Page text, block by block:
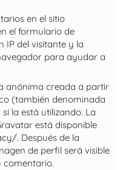
en el sitio
el formulario de
IP del visitante y la
para ayudar a
anónima creada a partir
(también denominada
la está utilizando. La
está disponible
. Después de la
de perfil será visible
comentario.